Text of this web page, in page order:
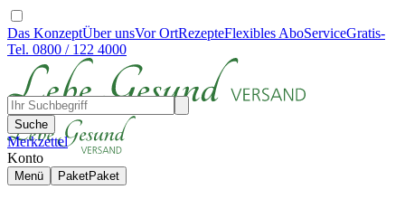
Das KonzeptÜber unsVor OrtRezepteFlexibles AboServiceGratis-
Tel. 0800 / 122 4000
Suche
Merkzettel
Konto
Menü PaketPaket